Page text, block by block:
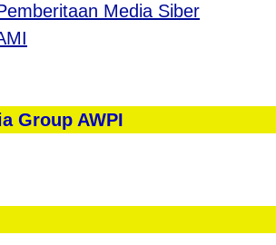
Media Siber
Group AWPI